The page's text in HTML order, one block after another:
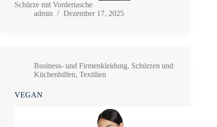
Schürze mit Vordertasche
admin
Dezember 17, 2025
Business- und Firmenkleidung, Schürzen und
Küchenhilfen, Textilien
VEGAN